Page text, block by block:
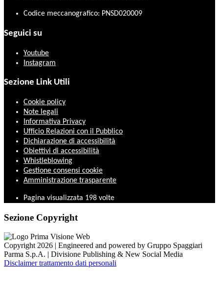
Codice meccanografico: PNSD020009
Seguici su
Youtube
Instagram
Sezione Link Utili
Cookie policy
Note legali
Informativa Privacy
Ufficio Relazioni con il Pubblico
Dichiarazione di accessibilità
Obiettivi di accessibilità
Whistleblowing
Gestione consensi cookie
Amministrazione trasparente
Pagina visualizzata 198 volte
Sezione Copyright
Copyright 2026 | Engineered and powered by Gruppo Spaggiari
Parma S.p.A. | Divisione Publishing & New Social Media
Disclaimer trattamento dati personali